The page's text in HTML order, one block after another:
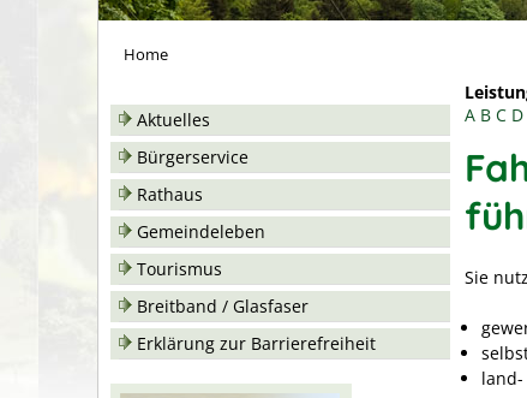
Home
Aktuelles
Bürgerservice
Rathaus
Gemeindeleben
Tourismus
Breitband / Glasfaser
Erklärung zur Barrierefreiheit
A B C D
Sie